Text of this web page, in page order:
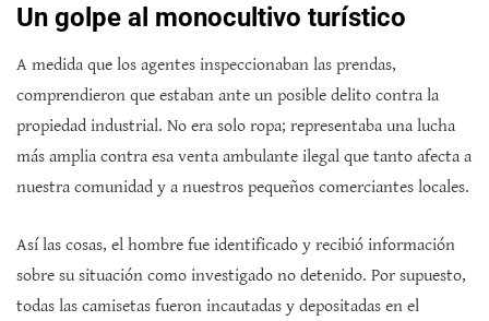
Un golpe al monocultivo turístico
A medida que los agentes inspeccionaban las prendas,
comprendieron que estaban ante un posible delito contra la
propiedad industrial. No era solo ropa; representaba una lucha
más amplia contra esa venta ambulante ilegal que tanto afecta a
nuestra comunidad y a nuestros pequeños comerciantes locales.
Así las cosas, el hombre fue identificado y recibió información
sobre su situación como investigado no detenido. Por supuesto,
todas las camisetas fueron incautadas y depositadas en el